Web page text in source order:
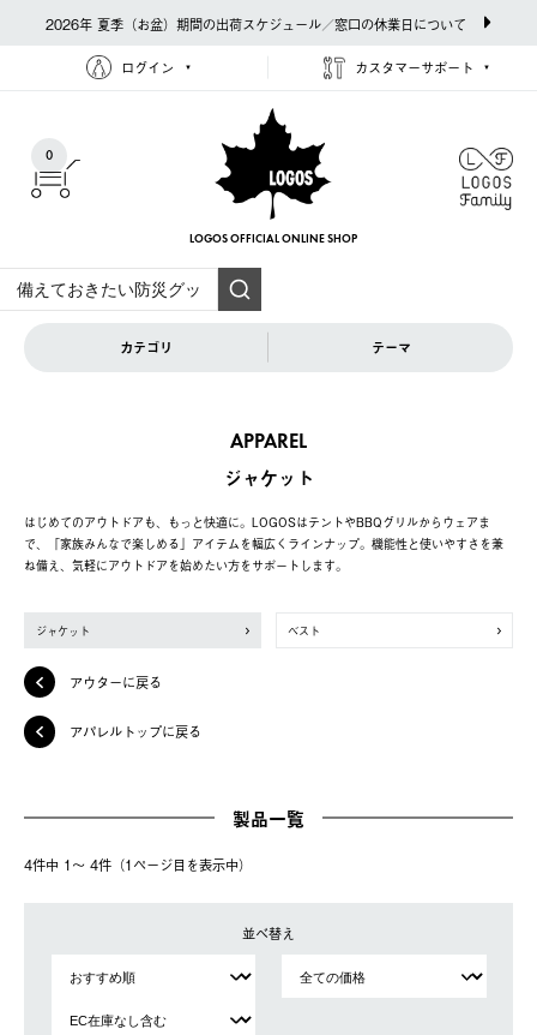
2026年 夏季（お盆）期間の出荷スケジュール／窓口の休業日について
ログイン カスタマーサポート
0
LOGOS OFFICIAL ONLINE SHOP
カテゴリ テーマ
APPAREL
ジャケット
はじめてのアウトドアも、もっと快適に。LOGOSはテントやBBQグリルからウェアま
で、「家族みんなで楽しめる」アイテムを幅広くラインナップ。機能性と使いやすさを兼
ね備え、気軽にアウトドアを始めたい方をサポートします。
ジャケット ベスト
アウターに戻る
アパレルトップに戻る
製品一覧
4件中 1〜 4件（1ページ⽬を表⽰中）
並べ替え